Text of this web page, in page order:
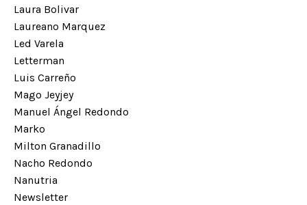
Laura Bolivar
Laureano Marquez
Led Varela
Letterman
Luis Carreño
Mago Jeyjey
Manuel Ángel Redondo
Marko
Milton Granadillo
Nacho Redondo
Nanutria
Newsletter